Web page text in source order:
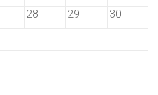
28 29
30